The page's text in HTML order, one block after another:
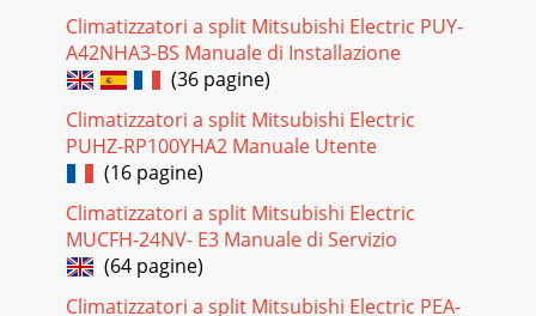
Climatizzatori a split Mitsubishi Electric PUY-
A42NHA3-BS Manuale di Installazione
(36 pagine)
Climatizzatori a split Mitsubishi Electric
PUHZ-RP100YHA2 Manuale Utente
(16 pagine)
Climatizzatori a split Mitsubishi Electric
MUCFH-24NV- E3 Manuale di Servizio
(64 pagine)
Climatizzatori a split Mitsubishi Electric PEA-